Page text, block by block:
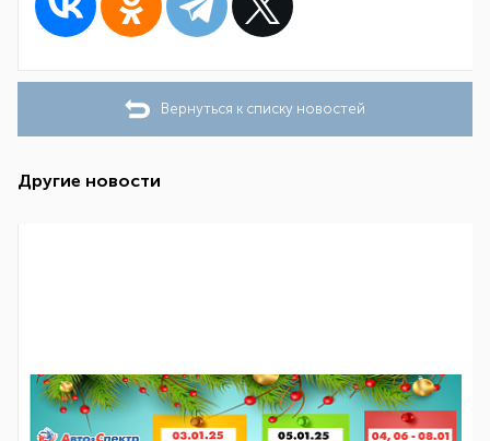
Вернуться к списку новостей
Другие новости